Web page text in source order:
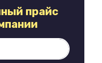
прайс